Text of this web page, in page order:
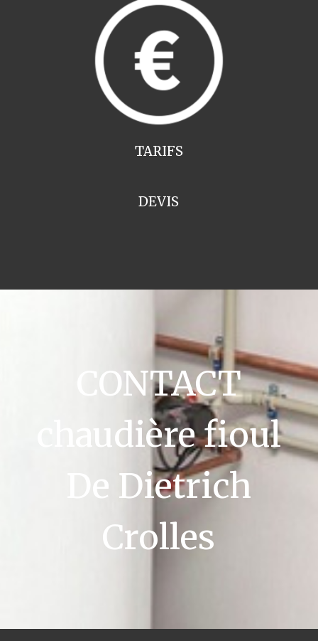
TARIFS
DEVIS
CONTACT
chaudière fioul
De Dietrich
Crolles